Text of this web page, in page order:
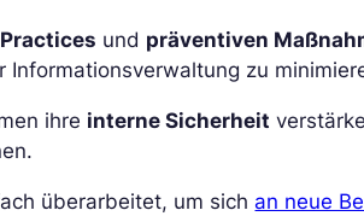
und präventiven
zu
ihre interne Sicherheit
überarbeitet, um sich an neue